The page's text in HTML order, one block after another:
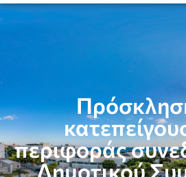
περιφοράς
Δημοτικού